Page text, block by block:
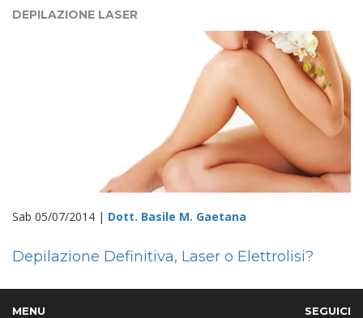
DEPILAZIONE LASER
Sab 05/07/2014 | Dott. Basile M. Gaetana
Depilazione Definitiva, Laser o Elettrolisi?
MENU
SEGUICI